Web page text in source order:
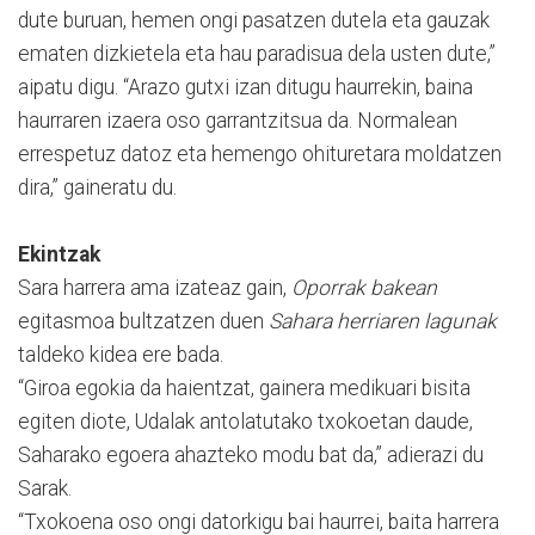
dute buruan, hemen ongi pasatzen dutela eta gauzak
ematen dizkietela eta hau paradisua dela usten dute,”
aipatu digu. “Arazo gutxi izan ditugu haurrekin, baina
haurraren izaera oso garrantzitsua da. Normalean
errespetuz datoz eta hemengo ohituretara moldatzen
dira,” gaineratu du.
Ekintzak
Sara harrera ama izateaz gain, Oporrak bakean
egitasmoa bultzatzen duen Sahara herriaren lagunak
taldeko kidea ere bada.
“Giroa egokia da haientzat, gainera medikuari bisita
egiten diote, Udalak antolatutako txokoetan daude,
Saharako egoera ahazteko modu bat da,” adierazi du
Sarak.
“Txokoena oso ongi datorkigu bai haurrei, baita harrera